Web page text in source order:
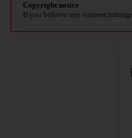
Copyright notice
If you believe any content